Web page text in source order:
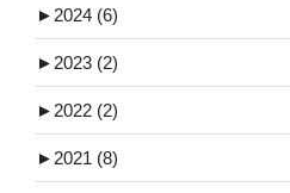
► 2024 (6)
► 2023 (2)
► 2022 (2)
► 2021 (8)